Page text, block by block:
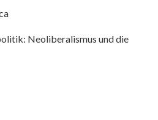
Neoliberalismus und die